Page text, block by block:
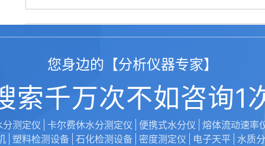
*
*
您身边的【分析仪器专家】
索千万次不如咨询1
分测定仪 卡尔费休水分测定仪 便携式水分仪 熔体流动速率
塑料检测设备 石化检测设备 密度测定仪 电子天平 水质